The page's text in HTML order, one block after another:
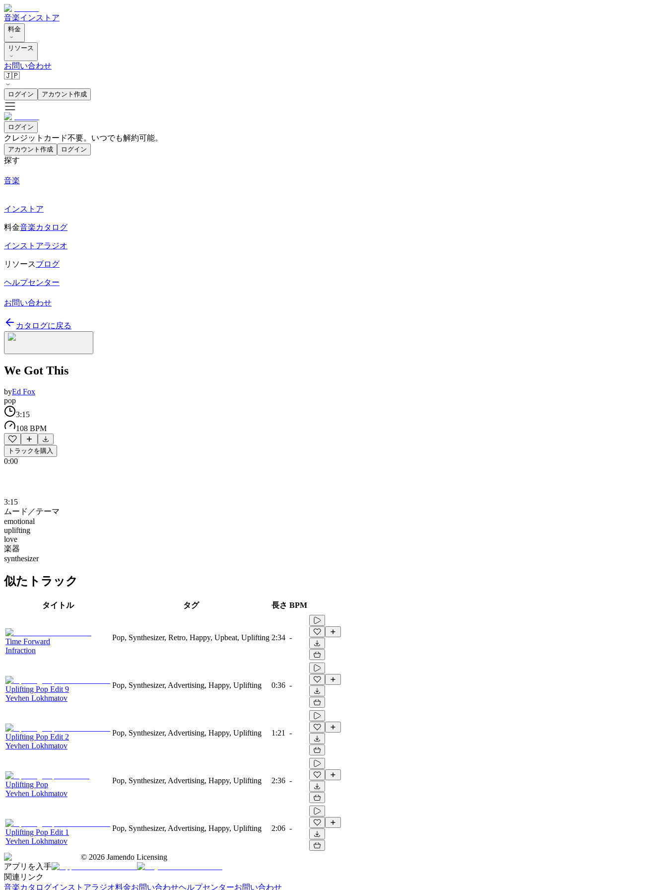
音楽インストア
料金
リソース
お問い合わせ
🇯🇵
ログイン アカウント作成
ログイン
クレジットカード不要。いつでも解約可能。
アカウント作成 ログイン
探す
音楽
インストア
料金音楽カタログ
インストアラジオ
リソースブログ
ヘルプセンター
お問い合わせ
カタログに戻る
We Got This
byEd Fox
pop
3:15
108 BPM
トラックを購入
0:00
3:15
ムード／テーマ
emotional
uplifting
love
楽器
synthesizer
似たトラック
タイトル タグ 長さ BPM
Time Forward
Infraction
Pop, Synthesizer, Retro, Happy, Upbeat, Uplifting 2:34 -
Uplifting Pop Edit 9
Yevhen Lokhmatov
Pop, Synthesizer, Advertising, Happy, Uplifting 0:36 -
Uplifting Pop Edit 2
Yevhen Lokhmatov
Pop, Synthesizer, Advertising, Happy, Uplifting 1:21 -
Uplifting Pop
Yevhen Lokhmatov
Pop, Synthesizer, Advertising, Happy, Uplifting 2:36 -
Uplifting Pop Edit 1
Yevhen Lokhmatov
Pop, Synthesizer, Advertising, Happy, Uplifting 2:06 -
© 2026 Jamendo Licensing
アプリを入手
関連リンク
音楽カタログインストアラジオ料金お問い合わせヘルプセンターお問い合わせ